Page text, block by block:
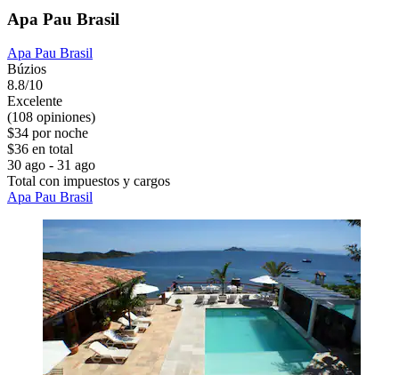
Apa Pau Brasil
Apa Pau Brasil
Búzios
8.8/10
Excelente
(108 opiniones)
$34 por noche
$36 en total
30 ago - 31 ago
Total con impuestos y cargos
Apa Pau Brasil